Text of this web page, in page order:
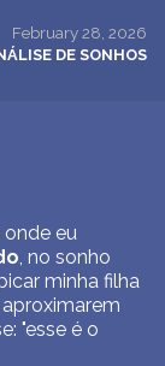
February 28, 2026
DE SONHOS
eu
, no sonho
minha filha
"esse é o